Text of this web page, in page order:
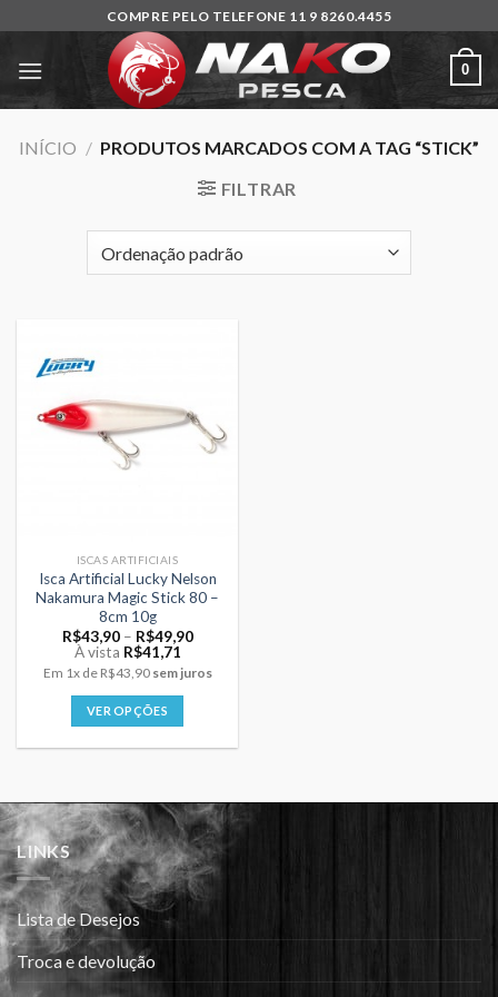
content
COMPRE PELO TELEFONE 11 9 8260.4455
0
INÍCIO / PRODUTOS MARCADOS COM A TAG “STICK”
FILTRAR
ISCAS ARTIFICIAIS
Isca Artificial Lucky Nelson
Nakamura Magic Stick 80 –
8cm 10g
R$43,90 – R$49,90Price
through
À vista R$41,71
Em 1xde R$43,90 sem juros
VER OPÇÕES
várias
variantes.
As
opções
podem
ser
escolhidas
na
LINKS
Lista de Desejos
Troca e devolução